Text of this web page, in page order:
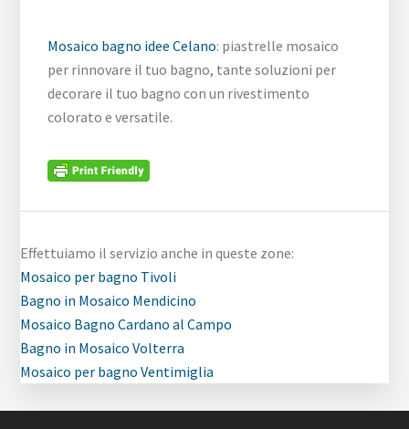
Mosaico bagno idee Celano: piastrelle mosaico
per rinnovare il tuo bagno, tante soluzioni per
decorare il tuo bagno con un rivestimento
colorato e versatile.
Effettuiamo il servizio anche in queste zone:
Mosaico per bagno Tivoli
Bagno in Mosaico Mendicino
Mosaico Bagno Cardano al Campo
Bagno in Mosaico Volterra
Mosaico per bagno Ventimiglia